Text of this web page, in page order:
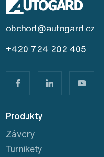
obchod@autogard.cz
+420 724 202 405
Produkty
Závory
Turnikety